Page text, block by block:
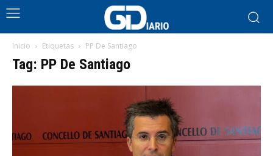
Inicio Etiquetas PP De Santiago
Tag: PP De Santiago